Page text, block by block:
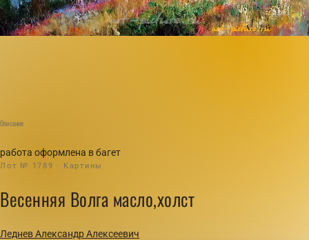
Описание
работа оформлена в багет
Лот № 1789 · Картины
Весенняя Волга масло,холст
Леднев Александр Алексеевич